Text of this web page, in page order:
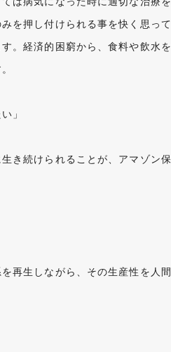
を押し付けられる事を快く思っ
。経済的困窮から、食料や飲水
」
き続けられることが、アマゾン
再生しながら、その生産性を人